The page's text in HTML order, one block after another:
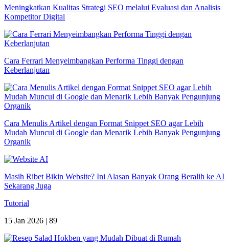
Meningkatkan Kualitas Strategi SEO melalui Evaluasi dan Analisis
Kompetitor Digital
Cara Ferrari Menyeimbangkan Performa Tinggi dengan
Keberlanjutan
Cara Menulis Artikel dengan Format Snippet SEO agar Lebih
Mudah Muncul di Google dan Menarik Lebih Banyak Pengunjung
Organik
Masih Ribet Bikin Website? Ini Alasan Banyak Orang Beralih ke AI
Sekarang Juga
Tutorial
15 Jan 2026 | 89